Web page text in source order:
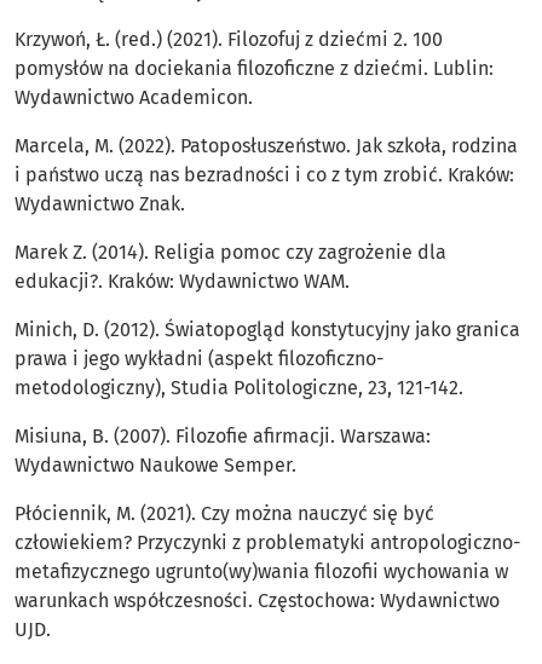
Krzywoń, Ł. (red.) (2021). Filozofuj z dziećmi 2. 100
pomysłów na dociekania filozoficzne z dziećmi. Lublin:
Wydawnictwo Academicon.
Marcela, M. (2022). Patoposłuszeństwo. Jak szkoła, rodzina
i państwo uczą nas bezradności i co z tym zrobić. Kraków:
Wydawnictwo Znak.
Marek Z. (2014). Religia pomoc czy zagrożenie dla
edukacji?. Kraków: Wydawnictwo WAM.
Minich, D. (2012). Światopogląd konstytucyjny jako granica
prawa i jego wykładni (aspekt filozoficzno-
metodologiczny), Studia Politologiczne, 23, 121-142.
Misiuna, B. (2007). Filozofie afirmacji. Warszawa:
Wydawnictwo Naukowe Semper.
Płóciennik, M. (2021). Czy można nauczyć się być
człowiekiem? Przyczynki z problematyki antropologiczno-
metafizycznego ugrunto(wy)wania filozofii wychowania w
warunkach współczesności. Częstochowa: Wydawnictwo
UJD.